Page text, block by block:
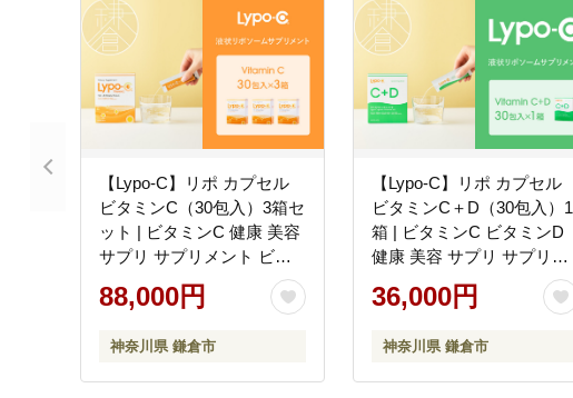
【Lypo-C】リポ カプセル
ビタミンC（30包入）3箱セ
ット | ビタミンC 健康 美容
サプリ サプリメント ビタ
ミン 人気 リポソーム おす
すめ LypoC Lypo-C リポシ
川 鎌倉
88,000円
神奈川県 鎌倉市
【Lypo-C】リポ カプセル
ビタミンC＋D（30包入）1
箱 | ビタミンC ビタミンD
健康 美容 サプリ サプリメ
ント ビタミン 人気 リポソ
ーム おすすめ LypoC Lypo-
無料 神奈川 鎌倉
36,000円
神奈川県 鎌倉市